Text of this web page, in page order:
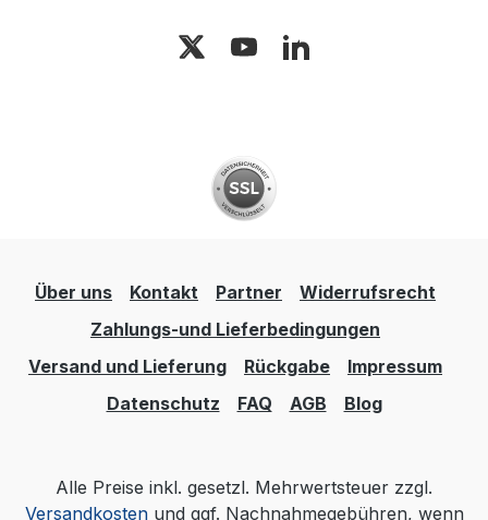
Über uns Kontakt Partner
Widerrufsrecht
Zahlungs-und Lieferbedingungen
Versand und Lieferung
Rückgabe
Impressum
Datenschutz
FAQ AGB Blog
Alle Preise inkl. gesetzl. Mehrwertsteuer zzgl.
Versandkostenund ggf. Nachnahmegebühren, wenn